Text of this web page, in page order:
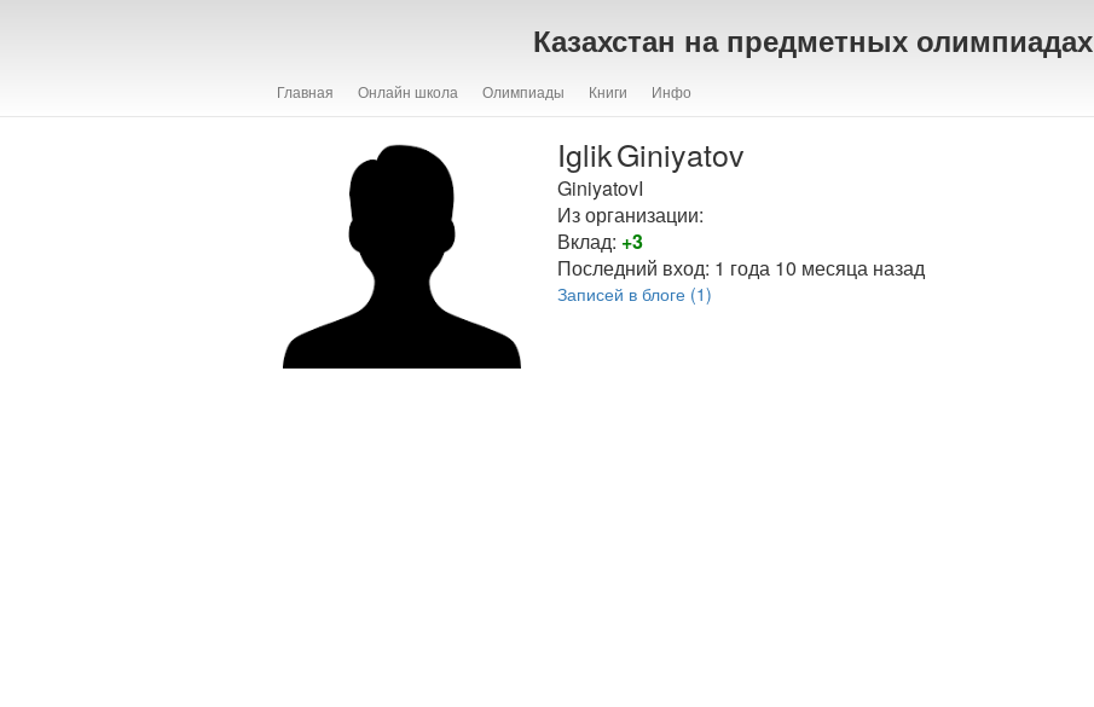
Казахстан на предметных олимпиадах
Главная Онлайн школа Олимпиады Книги Инфо
IglikGiniyatov
GiniyatovI
Из организации:
Вклад: +3
Последний вход: 1 года 10 месяца назад
Записей в блоге (1)